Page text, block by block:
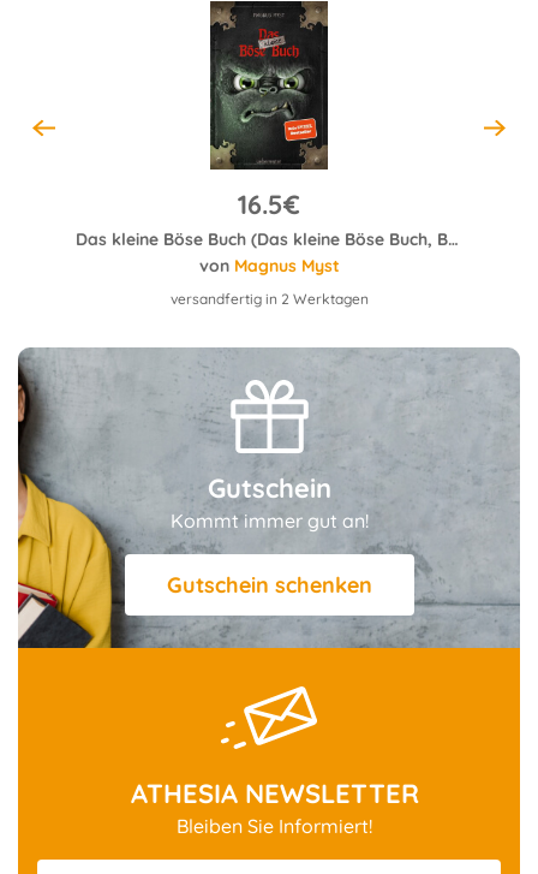
16.5€
Das kleine Böse Buch (Das kleine Böse Buch, Bd. 1)
von Magnus Myst
versandfertig in 2 Werktagen
Gutschein
Kommt immer gut an!
Gutschein schenken
ATHESIA NEWSLETTER
Bleiben Sie Informiert!